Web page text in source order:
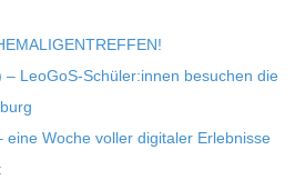
LeoGoS-Schüler:innen besu­chen die
eine Woche vol­ler digi­ta­ler Erleb­nisse